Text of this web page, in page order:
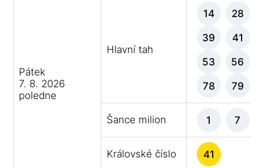
Pátek
7. 8. 2026
poledne
Hlavní tah
14 28
39 41
53 56
78 79
Šance milion 1 7
Královské číslo 41